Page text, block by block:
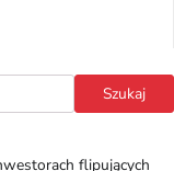
Szukaj
flipujących